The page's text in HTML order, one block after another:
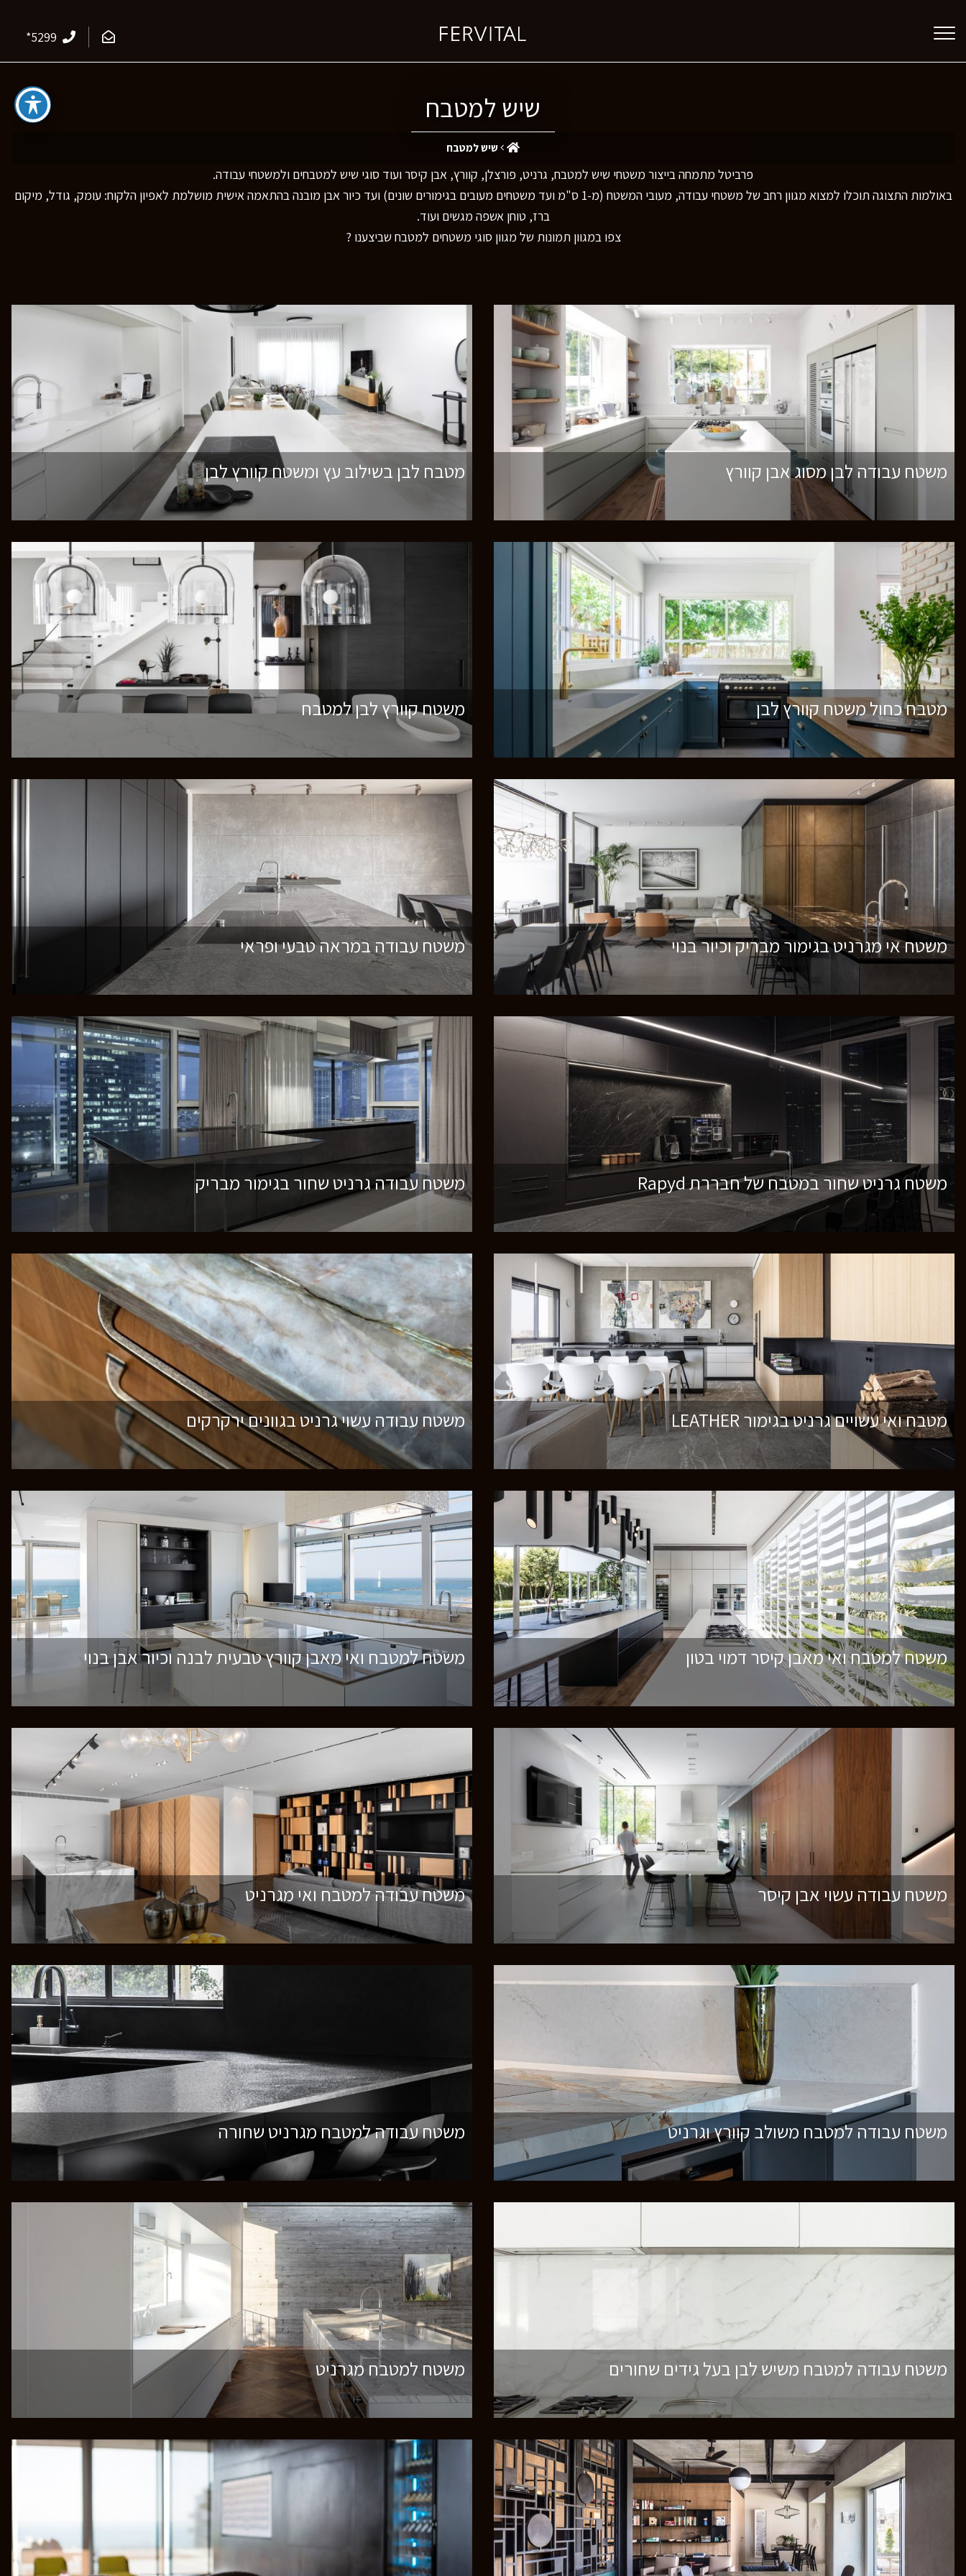
*5299
שיש למטבח
שיש למטבח
פרביטל מתמחה בייצור משטחי שיש למטבח, גרניט, פורצלן, קוורץ, אבן קיסר ועוד סוגי שיש למטבחים ולמשטחי עבודה.
באולמות התצוגה תוכלו למצוא מגוון רחב של משטחי עבודה, מעובי המשטח (מ-1 ס"מ ועד משטחים מעובים בגימורים שונים) ועד כיור אבן מובנה בהתאמה אישית מושלמת לאפיון הלקוח: עומק, גודל, מיקום
ברז, טוחן אשפה מגשים ועוד.
צפו במגוון תמונות של מגוון סוגי משטחים למטבח שביצענו ?
משטח עבודה לבן מסוג אבן קוורץ מטבח לבן בשילוב עץ ומשטח קוורץ לבן
מטבח כחול משטח קוורץ לבן משטח קוורץ לבן למטבח
משטח אי מגרניט בגימור מבריק וכיור בנוי משטח עבודה במראה טבעי ופראי
משטח גרניט שחור במטבח של חבררת Rapyd משטח עבודה גרניט שחור בגימור מבריק
מטבח ואי עשויים גרניט בגימור LEATHER משטח עבודה עשוי גרניט בגוונים ירקרקים
משטח למטבח ואי מאבן קיסר דמוי בטון משטח למטבח ואי מאבן קוורץ טבעית לבנה וכיור אבן בנוי
משטח עבודה עשוי אבן קיסר משטח עבודה למטבח ואי מגרניט
משטח עבודה למטבח משולב קוורץ וגרניט משטח עבודה למטבח מגרניט שחורה
משטח עבודה למטבח משיש לבן בעל גידים שחורים משטח למטבח מגרניט
רוצים לדעת יותר?
השאירו פרטים ונחזור אליכם בהקדם